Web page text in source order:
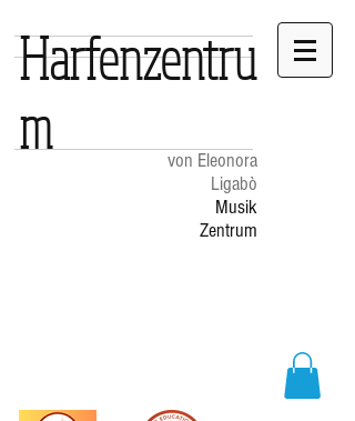
von Eleonora
Ligabò
Musik
Zentrum
Harfenzentru
m